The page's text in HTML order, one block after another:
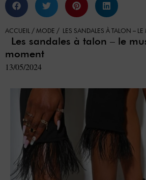
ACCUEIL / MODE / LES SANDALES À TALON –
Les sandales à talon – le
moment
13/05/2024